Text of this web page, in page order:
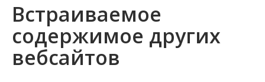
Встраиваемое
содержимое других
вебсайтов